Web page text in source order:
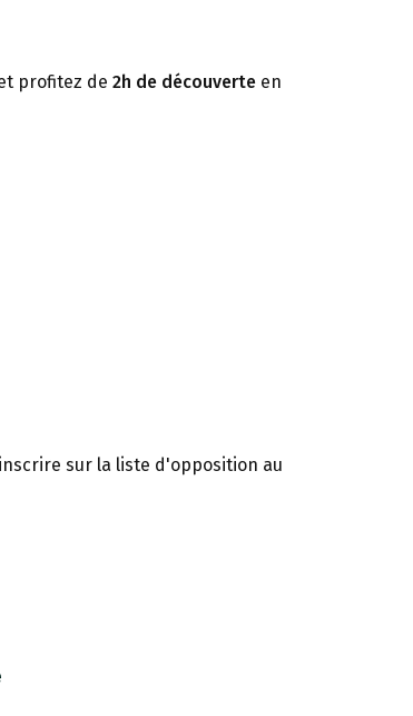
profitez de 2h de découverte en
sur la liste d'opposition au